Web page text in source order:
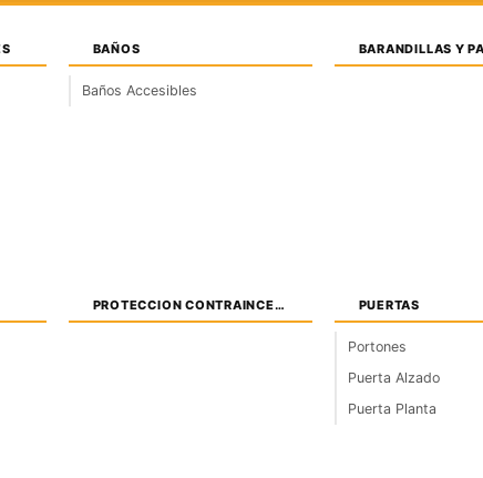
BAÑOS
Baños Accesibles
BARANDILLAS Y
PROTECCION CONTRAINCENDIOS PUERTAS
Portones
Puerta Alzado
Puerta Planta
AutoCAD